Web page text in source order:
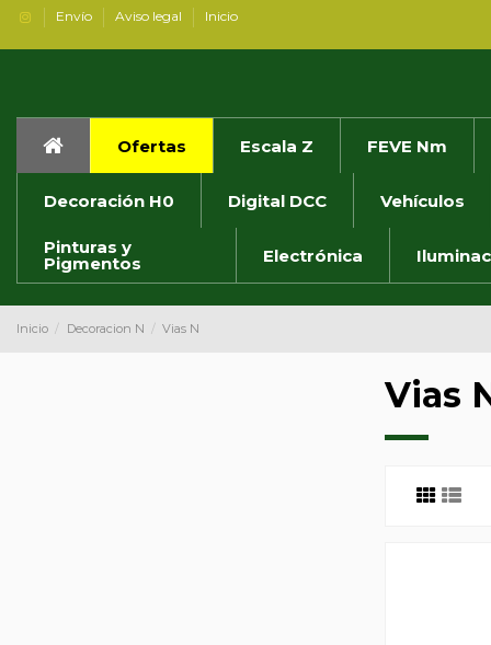
Envío Aviso legal Inicio
Ofertas Escala Z FEVE Nm
Decoración H0 Digital DCC Vehículos
Pinturas y
Pigmentos Electrónica
Inicio Decoracion N Vias N
Vias